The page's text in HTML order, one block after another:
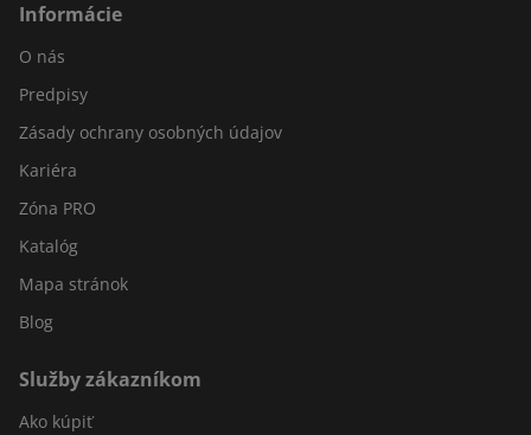
Informácie
O nás
Predpisy
Zásady ochrany osobných údajov
Kariéra
Zóna PRO
Katalóg
Mapa stránok
Blog
Služby zákazníkom
Ako kúpiť